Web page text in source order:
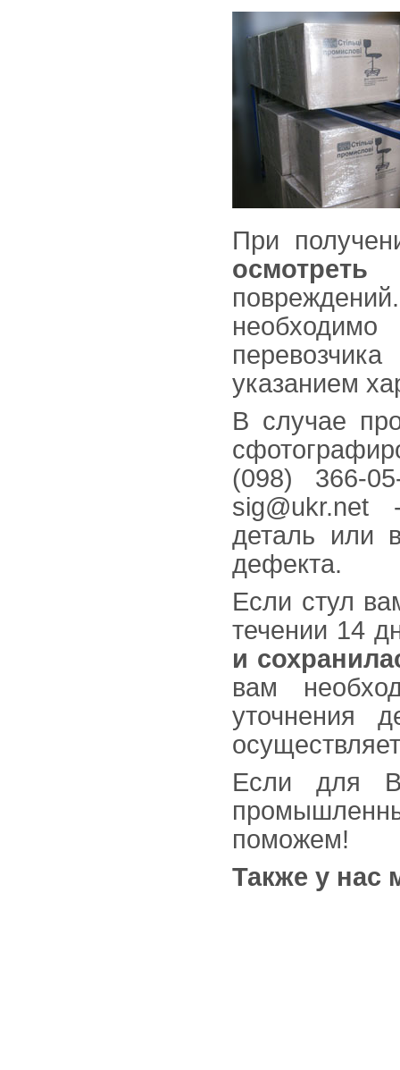
При
осмотреть
указанием
В случае
(098) 366-
деталь или
дефекта.
Если стул
течении 14
и
вам
уточнения
Если для
поможем!
Также у нас